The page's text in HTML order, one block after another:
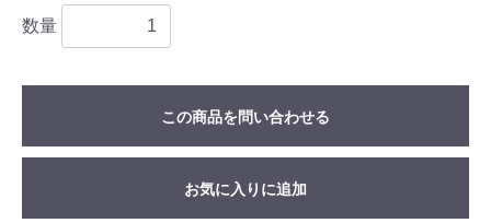
数量
この商品を問い合わせる
お気に入りに追加